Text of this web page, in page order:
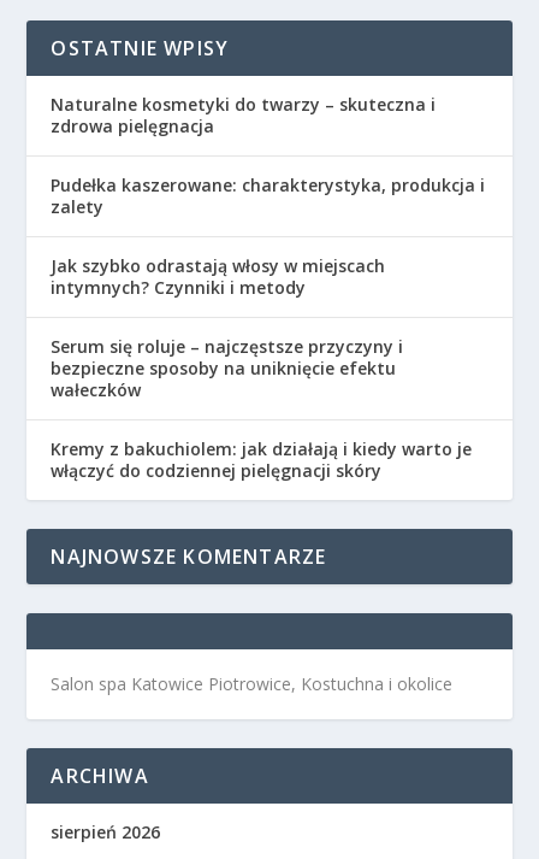
OSTATNIE WPISY
Naturalne kosmetyki do twarzy – skuteczna i
zdrowa pielęgnacja
Pudełka kaszerowane: charakterystyka, produkcja i
zalety
Jak szybko odrastają włosy w miejscach
intymnych? Czynniki i metody
Serum się roluje – najczęstsze przyczyny i
bezpieczne sposoby na uniknięcie efektu
wałeczków
Kremy z bakuchiolem: jak działają i kiedy warto je
włączyć do codziennej pielęgnacji skóry
NAJNOWSZE KOMENTARZE
Salon spa Katowice Piotrowice, Kostuchna i okolice
ARCHIWA
sierpień 2026